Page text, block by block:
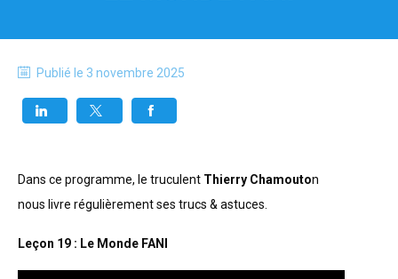
Publié le 3 novembre 2025
Dans ce programme, le truculent Thierry Chamouton
nous livre régulièrement ses trucs & astuces.
Leçon 19 : Le Monde FANI